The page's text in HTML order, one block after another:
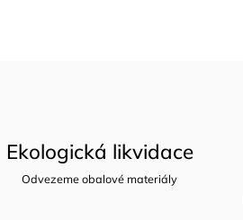
Ekologická likvidace
Odvezeme obalové materiály